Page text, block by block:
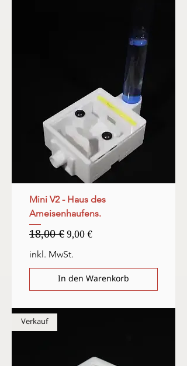
Mini V2 - Haus des
Ameisenhaufens.
Standardpreis
18,00 €Sale-Preis
9,00 €
inkl. MwSt.
In den Warenkorb
Verkauf